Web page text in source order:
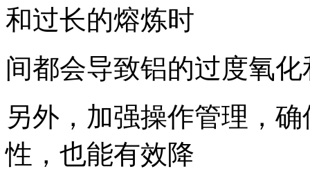
和过长的熔炼时
间都会导致铝的过度氧
另外，加强操作管理，
性，也能有效降